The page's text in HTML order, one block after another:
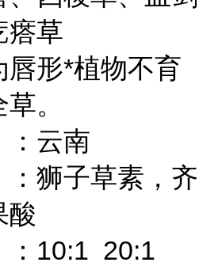
瘩草
唇形*植物不育
。
：云南
：狮子草素，齐
酸
：10:1 20:1